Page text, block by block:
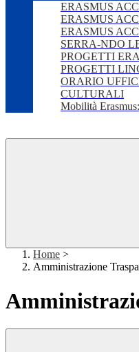
ERASMUS
ERASMUS
ERASMUS
SERRA-NDO
PROGETTI
PROGETTI
ORARIO
CULTURALI
Mobilità
Home >
Amministrazione